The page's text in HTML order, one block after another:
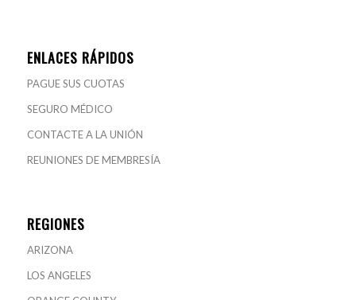
ENLACES RÁPIDOS
PAGUE SUS CUOTAS
SEGURO MÉDICO
CONTACTE A LA UNIÓN
REUNIONES DE MEMBRESÍA
REGIONES
ARIZONA
LOS ANGELES